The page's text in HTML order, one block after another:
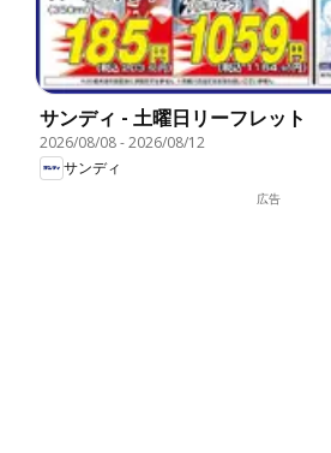
サンディ - 土曜日リーフレット
2026/08/08-2026/08/12
サンディ
広告